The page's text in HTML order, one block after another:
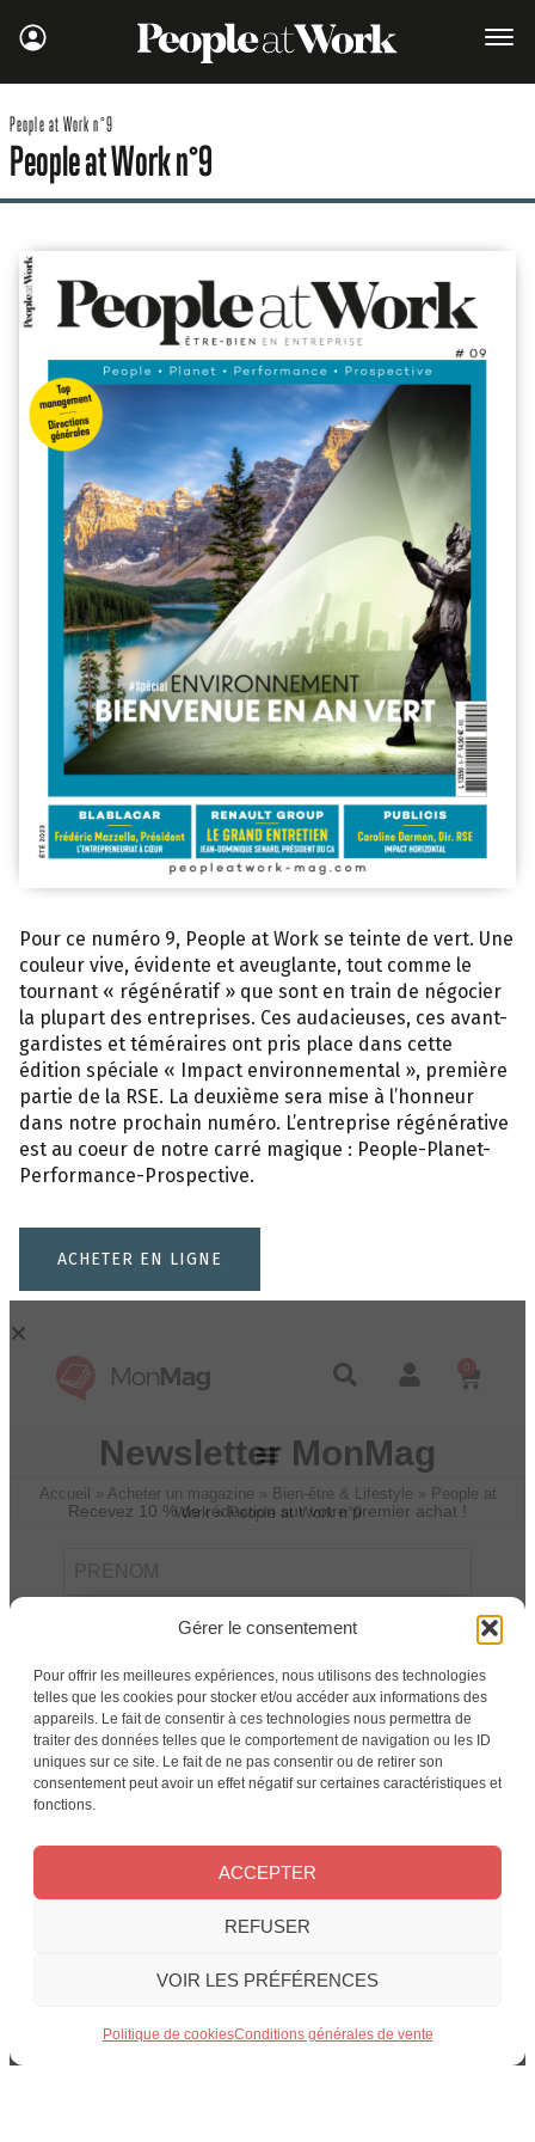
People at Work n°9
People at Work n°9
Pour ce numéro 9, People at Work se teinte de vert. Une
couleur vive, évidente et aveuglante, tout comme le
tournant « régénératif » que sont en train de négocier
la plupart des entreprises. Ces audacieuses, ces avant-
gardistes et téméraires ont pris place dans cette
édition spéciale « Impact environnemental », première
partie de la RSE. La deuxième sera mise à l’honneur
dans notre prochain numéro. L’entreprise régénérative
est au coeur de notre carré magique : People-Planet-
Performance-Prospective.
ACHETER EN LIGNE